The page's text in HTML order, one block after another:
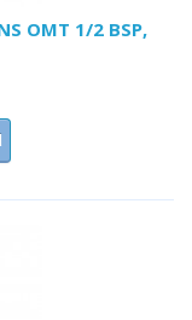
OMT 1/2 BSP,